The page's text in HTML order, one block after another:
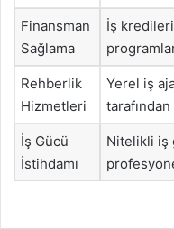
Finansman
Sağlama
İş
Rehberlik
Hizmetleri
Yerel iş
İş Gücü
İstihdamı
Nitelikli iş